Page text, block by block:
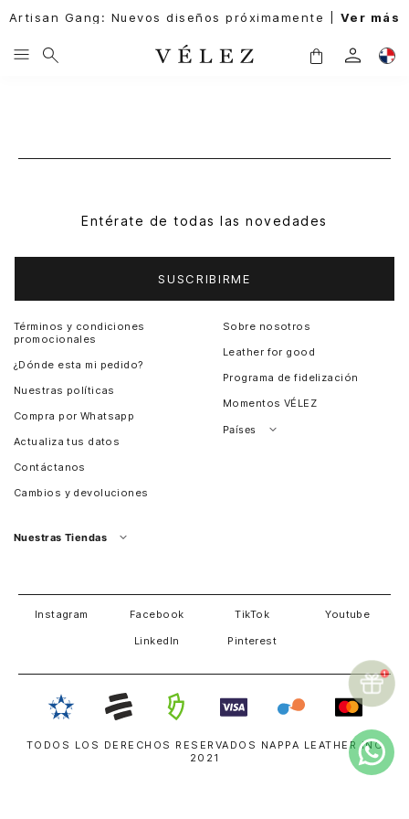
Artisan Gang: Nuevos diseños próximamente | Ver más
Entérate de todas las novedades
SUSCRIBIRME
Términos y condiciones
promocionales
¿Dónde esta mi pedido?
Nuestras políticas
Compra por Whatsapp
Actualiza tus datos
Contáctanos
Cambios y devoluciones
Sobre nosotros
Leather for good
Programa de fidelización
Momentos VÉLEZ
Países
Costa Rica
Nuestras Tiendas
Instagram
Facebook TikTok Youtube
LinkedIn Pinterest
TODOS LOS DERECHOS RESERVADOS NAPPA LEATHER INC
2021